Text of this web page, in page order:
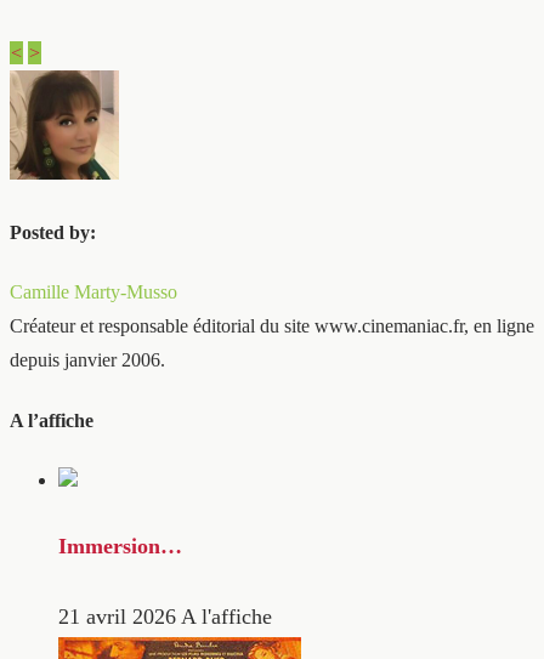
< >
Posted by:
Camille Marty-Musso
Créateur et responsable éditorial du site www.cinemaniac.fr, en ligne
depuis janvier 2006.
A l’affiche
Immersion…
21 avril 2026 A l'affiche